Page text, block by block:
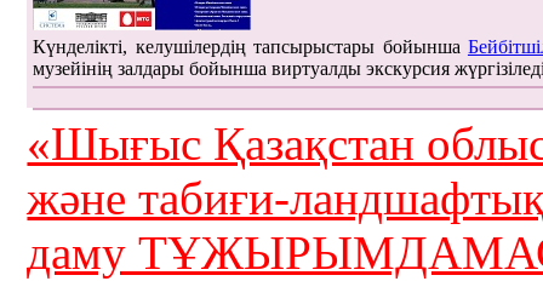
Күнделікті, келушілердің тапсырыстары бойынша
музейінің залдары бойынша виртуалды экскурсия
«Шығыс Қазақстан
және табиғи-
даму